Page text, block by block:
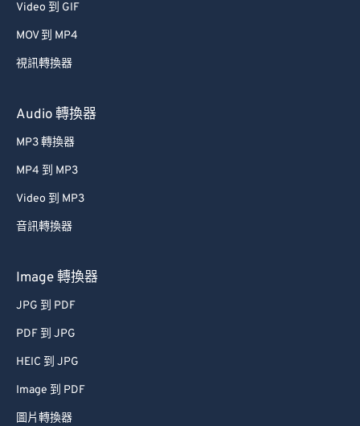
Video 到 GIF
MOV 到 MP4
視訊轉換器
Audio 轉換器
MP3 轉換器
MP4 到 MP3
Video 到 MP3
音訊轉換器
Image 轉換器
JPG 到 PDF
PDF 到 JPG
HEIC 到 JPG
Image 到 PDF
圖片轉換器